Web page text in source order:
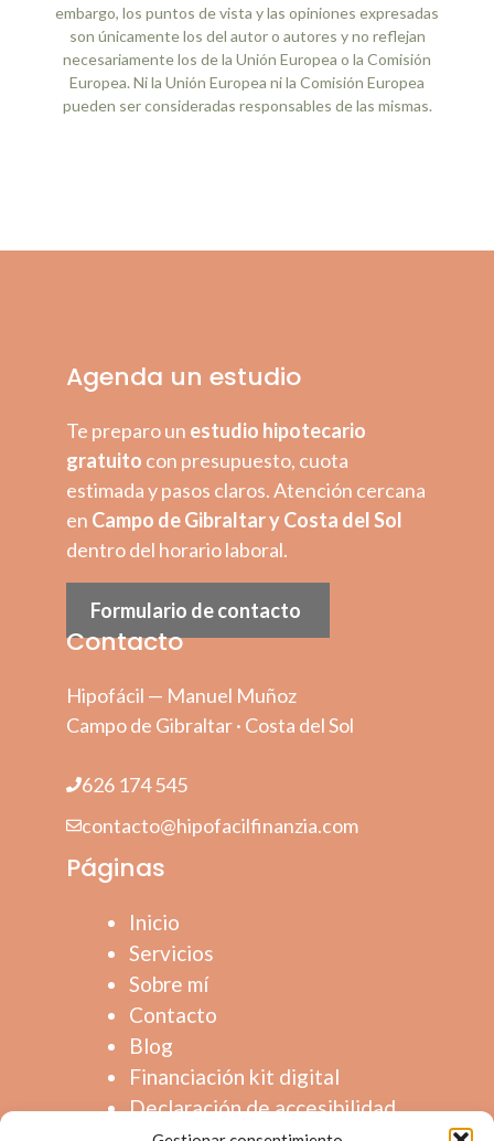
embargo, los puntos de vista y las opiniones expresadas
son únicamente los del autor o autores y no reflejan
necesariamente los de la Unión Europea o la Comisión
Europea. Ni la Unión Europea ni la Comisión Europea
pueden ser consideradas responsables de las mismas.
Agenda un estudio
Te preparo un estudio hipotecario
gratuito con presupuesto, cuota
estimada y pasos claros. Atención cercana
en Campo de Gibraltar y Costa del Sol
dentro del horario laboral.
Formulario de contacto
Contacto
Hipofácil — Manuel Muñoz
Campo de Gibraltar · Costa del Sol
626 174 545
contacto@hipofacilfinanzia.com
Páginas
Inicio
Servicios
Sobre mí
Contacto
Blog
Financiación kit digital
Declaración de accesibilidad